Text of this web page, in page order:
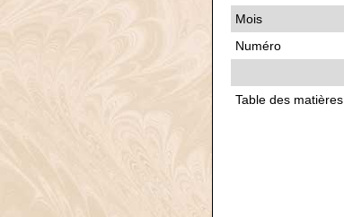
Mois
Numéro
Table des matières